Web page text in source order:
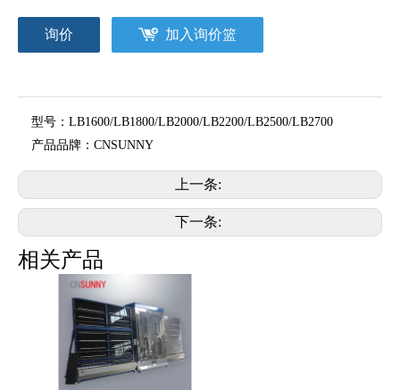
询价 加入询价篮
型号： LB1600/LB1800/LB2000/LB2200/LB2500/LB2700
产品品牌： CNSUNNY
上一条:
下一条:
相关产品